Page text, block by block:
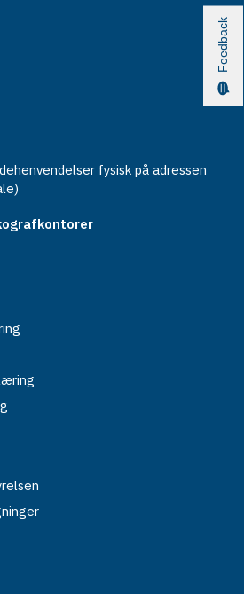
fysisk på adressen
Feedback